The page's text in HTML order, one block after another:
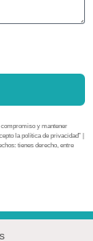
compromiso y mantener
la política de privacidad” |
tienes derecho, entre